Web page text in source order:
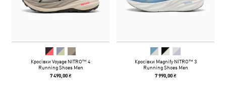
Кросівки Voyage NITRO™ 4
Running Shoes Men
7 490,00 ₴
Кросівки Magnify NITRO™ 3
Running Shoes Men
7 990,00 ₴